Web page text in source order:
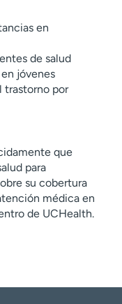
en
de salud
jóvenes
trastorno por
que
para
su cobertura
médica en
de UCHealth.